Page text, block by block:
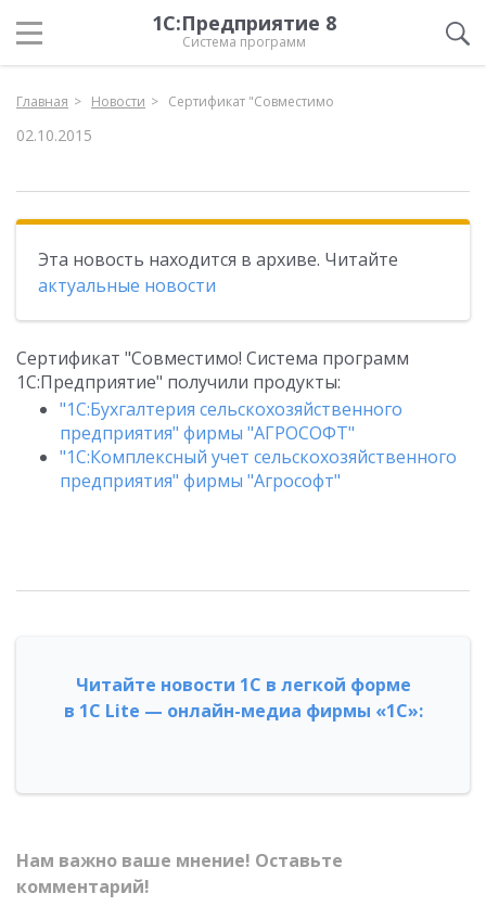
1С:Предприятие 8
Система программ
Главная Новости Сертификат "Совместимо
02.10.2015
Эта новость находится в архиве. Читайте
актуальные новости
Сертификат "Совместимо! Система программ
1С:Предприятие" получили продукты:
"1С:Бухгалтерия сельскохозяйственного
предприятия" фирмы "АГРОСОФТ"
"1С:Комплексный учет сельскохозяйственного
предприятия" фирмы "Агрософт"
Читайте новости 1С в легкой форме
в 1С Lite — онлайн-медиа фирмы «1С»:
Нам важно ваше мнение! Оставьте
комментарий!